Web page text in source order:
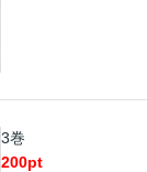
3巻
200pt